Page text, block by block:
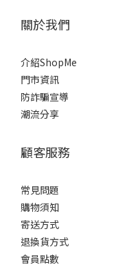
關於我們
介紹ShopMe
門市資訊
防詐騙宣導
潮流分享
顧客服務
常見問題
購物須知
寄送方式
退換貨方式
會員點數